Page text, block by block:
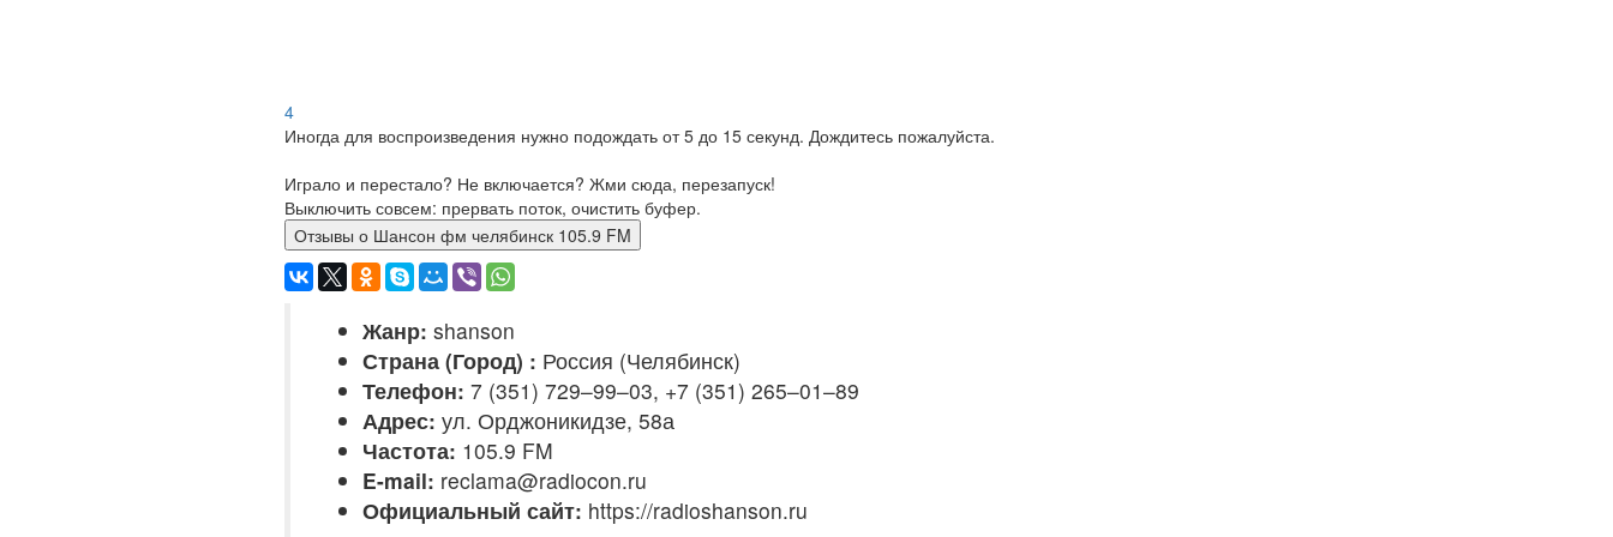
4
Иногда для воспроизведения нужно подождать от 5 до 15 секунд. Дождитесь пожалуйста.
Играло и перестало? Не включается? Жми сюда, перезапуск!
Выключить совсем: прервать поток, очистить буфер.
Отзывы о Шансон фм челябинск 105.9 FM
Жанр: shanson
Страна (Город) : Россия (Челябинск)
Телефон: 7 (351) 729–99–03, +7 (351) 265–01–89
Адрес: ул. Орджоникидзе, 58а
Частота: 105.9 FM
E-mail: reclama@radiocon.ru
Официальный сайт: https://radioshanson.ru